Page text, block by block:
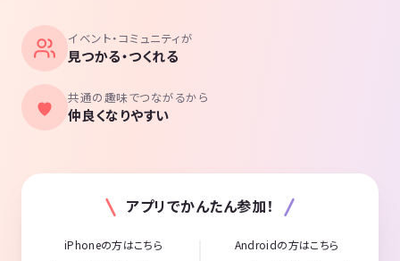
イベント・コミュニティが
見つかる・つくれる
共通の趣味でつながるから
仲良くなりやすい
アプリでかんたん参加！
iPhoneの方はこちら Androidの方はこちら